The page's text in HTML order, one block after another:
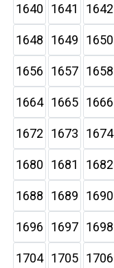
1640 1641 1642
1648 1649 1650
1656 1657 1658
1664 1665 1666
1672 1673 1674
1680 1681 1682
1688 1689 1690
1696 1697 1698
1704 1705 1706